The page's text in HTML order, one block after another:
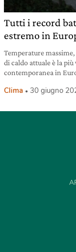
Tutti i record
estremo in
Temperature
di caldo attuale è la
contemporanea in
Clima 30 giugno